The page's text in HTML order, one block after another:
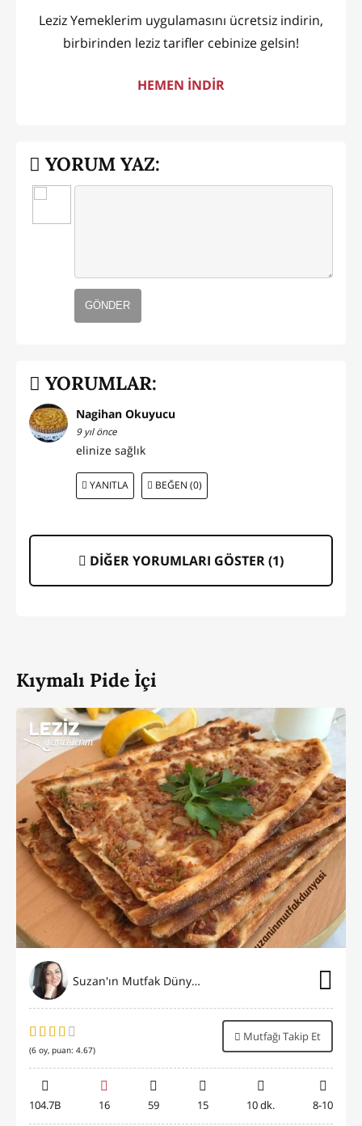
Leziz Yemeklerim uygulamasını ücretsiz indirin,
birbirinden leziz tarifler cebinize gelsin!
HEMEN İNDİR
YORUM YAZ:
GÖNDER
YORUMLAR:
Nagihan Okuyucu
9 yıl önce
elinize sağlık
YANITLA BEĞEN (0)
DİĞER YORUMLARI GÖSTER (1)
Kıymalı Pide İçi
Suzan'ın Mutfak Dünyası
(6 oy, puan: 4.67)
Mutfağı Takip Et
104.7B 16 59 15 10 dk. 8-10